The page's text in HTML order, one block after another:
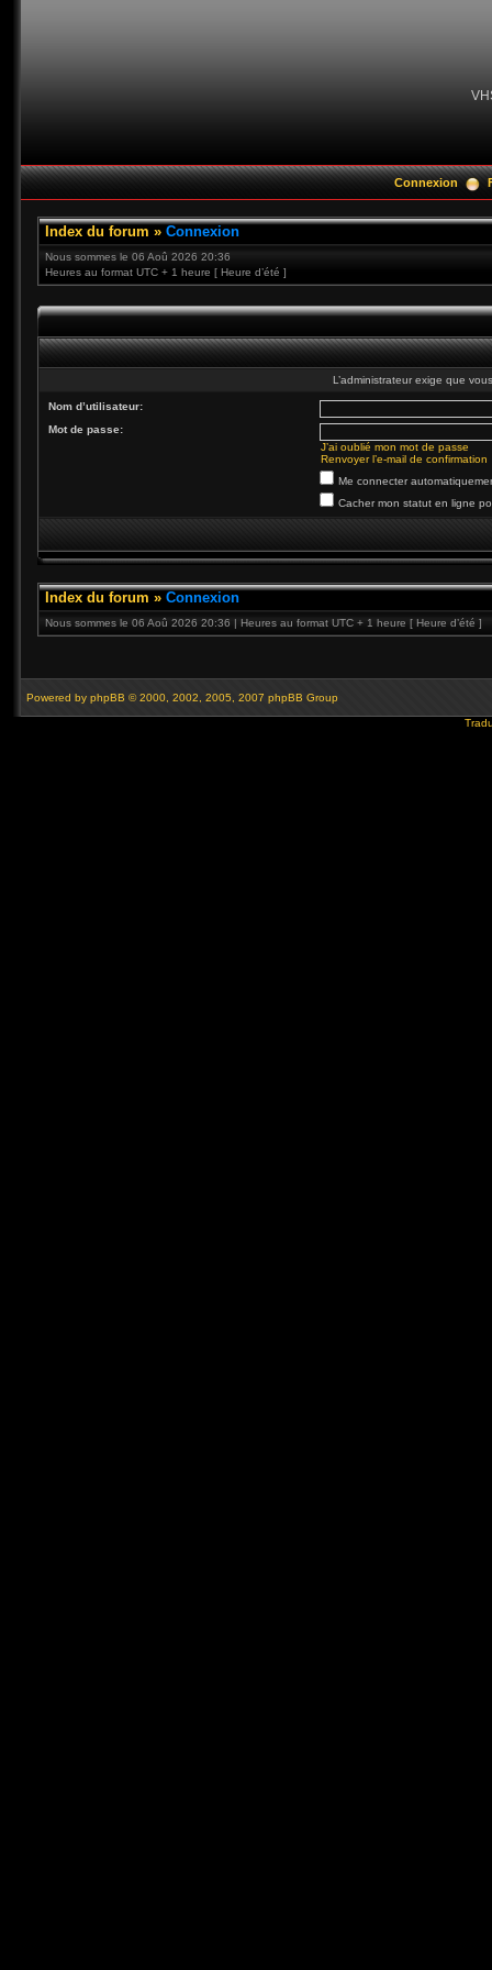
Connexion
Index du forum » Connexion
Nous sommes le 06 Aoû 2026 20:36
Heures au format UTC + 1 heure [ Heure d’été ]
L’administrateur exige que
Nom d’utilisateur:
Mot de passe:
J’ai oublié mon mot de passe
Renvoyer l’e-mail de confirmation
Me connecter
Cacher mon statut en ligne
Index du forum » Connexion
Nous sommes le 06 Aoû 2026 20:36 | Heures au format UTC + 1 heure [ Heure d’été ]
Powered by phpBB © 2000, 2002, 2005, 2007 phpBB Group